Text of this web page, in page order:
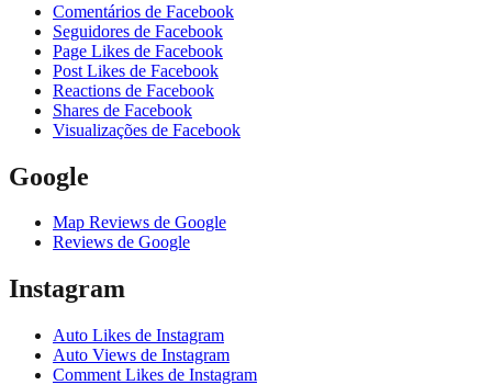
Comentários de Facebook
Seguidores de Facebook
Page Likes de Facebook
Post Likes de Facebook
Reactions de Facebook
Shares de Facebook
Visualizações de Facebook
Google
Map Reviews de Google
Reviews de Google
Instagram
Auto Likes de Instagram
Auto Views de Instagram
Comment Likes de Instagram